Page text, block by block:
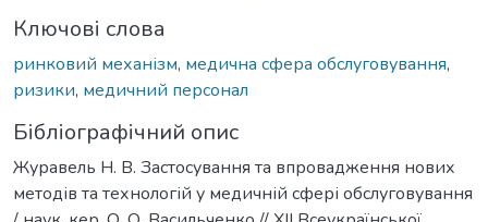
Ключові слова
ринковий механізм, медична сфера обслуговування,
ризики, медичний персонал
Бібліографічний опис
Журавель Н. В. Застосування та впровадження нових
методів та технологій у медичній сфері обслуговування